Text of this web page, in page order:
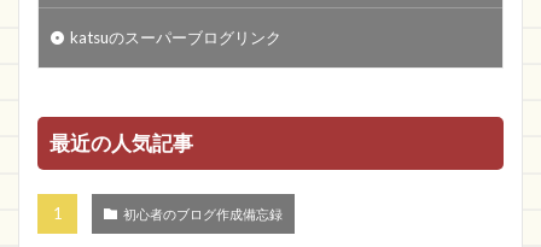
katsuのスーパーブログリンク
最近の人気記事
初心者のブログ作成備忘録